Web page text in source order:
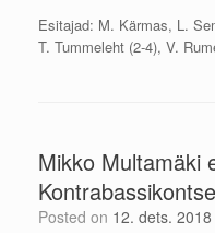
Esitajad: M. Kärmas, L.
T. Tummeleht (2-4), V.
Mikko Multamäki
Posted on 12. dets. 2018